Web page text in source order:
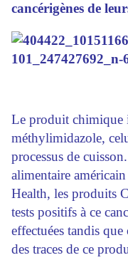
cancérigènes de
Le produit chimique
méthylimidazole,
processus de
alimentaire
Health, les produits
tests positifs à ce
effectuées tandis
des traces de ce